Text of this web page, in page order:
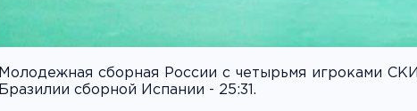
Молодежная сборная России с четырьмя игроками
Бразилии сборной Испании - 25:31.